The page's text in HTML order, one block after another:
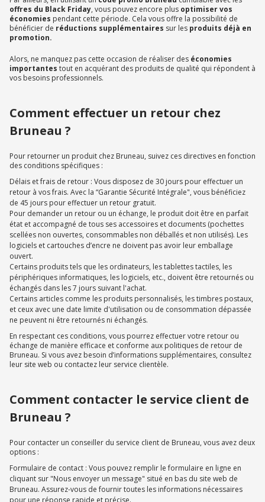
offres du Black Friday, vous pouvez encore plus optimiser vos
économies pendant cette période. Cela vous offre la possibilité de
bénéficier de réductions supplémentaires sur les produits déjà en
promotion.
Alors, ne manquez pas cette occasion de réaliser des économies
importantes tout en acquérant des produits de qualité qui répondent à
vos besoins professionnels.
Comment effectuer un retour chez
Bruneau ?
Pour retourner un produit chez Bruneau, suivez ces directives en fonction
des conditions spécifiques :
Délais et frais de retour : Vous disposez de 30 jours pour effectuer un
retour à vos frais. Avec la “Garantie Sécurité Intégrale", vous bénéficiez
de 45 jours pour effectuer un retour gratuit.
Pour demander un retour ou un échange, le produit doit être en parfait
état et accompagné de tous ses accessoires et documents (pochettes
scellées non ouvertes, consommables non déballés et non utilisés). Les
logiciels et cartouches d’encre ne doivent pas avoir leur emballage
ouvert.
Certains produits tels que les ordinateurs, les tablettes tactiles, les
périphériques informatiques, les logiciels, etc., doivent être retournés ou
échangés dans les 7 jours suivant l'achat.
Certains articles comme les produits personnalisés, les timbres postaux,
et ceux avec une date limite d'utilisation ou de consommation dépassée
ne peuvent ni être retournés ni échangés.
En respectant ces conditions, vous pourrez effectuer votre retour ou
échange de manière efficace et conforme aux politiques de retour de
Bruneau. Si vous avez besoin d’informations supplémentaires, consultez
leur site web ou contactez leur service clientèle.
Comment contacter le service client de
Bruneau ?
Pour contacter un conseiller du service client de Bruneau, vous avez deux
options :
Formulaire de contact : Vous pouvez remplir le formulaire en ligne en
cliquant sur "Nous envoyer un message" situé en bas du site web de
Bruneau. Assurez-vous de fournir toutes les informations nécessaires